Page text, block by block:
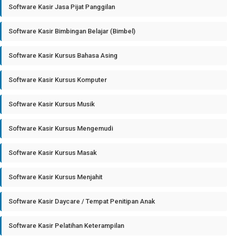
Software Kasir Jasa Pijat Panggilan
Software Kasir Bimbingan Belajar (Bimbel)
Software Kasir Kursus Bahasa Asing
Software Kasir Kursus Komputer
Software Kasir Kursus Musik
Software Kasir Kursus Mengemudi
Software Kasir Kursus Masak
Software Kasir Kursus Menjahit
Software Kasir Daycare / Tempat Penitipan Anak
Software Kasir Pelatihan Keterampilan